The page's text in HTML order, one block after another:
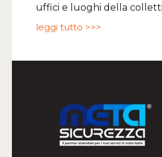
uffici e luoghi della
leggi tutto >>>